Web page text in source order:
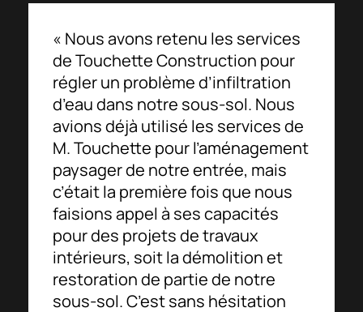
« Nous avons retenu les services
de Touchette Construction pour
régler un problème d’infiltration
d’eau dans notre sous-sol. Nous
avions déjà utilisé les services de
M. Touchette pour l’aménagement
paysager de notre entrée, mais
c’était la première fois que nous
faisions appel à ses capacités
pour des projets de travaux
intérieurs, soit la démolition et
restoration de partie de notre
sous-sol. C’est sans hésitation